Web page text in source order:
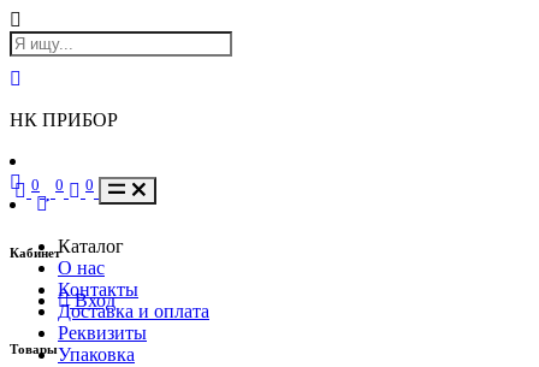
НК ПРИБОР
Кабинет
Вход
Товары
0 0 0
Каталог
О нас
Контакты
Доставка и оплата
Реквизиты
Упаковка